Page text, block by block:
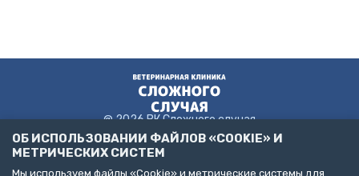
@ 2026 ВК Сложного случая
ОБ ИСПОЛЬЗОВАНИИ ФАЙЛОВ «COOKIE» И
МЕТРИЧЕСКИХ СИСТЕМ
Мы используем файлы «Cookie» и метрические системы для